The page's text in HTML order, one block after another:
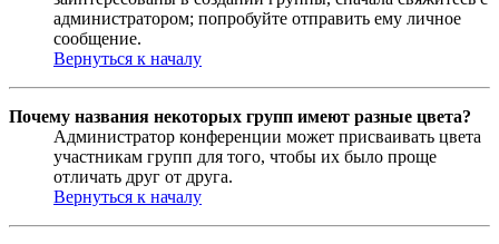
администратором; попробуйте отправить ему личное
сообщение.
Вернуться к началу
Почему названия некоторых групп имеют разные цвета?
Администратор конференции может присваивать цвета
участникам групп для того, чтобы их было проще
отличать друг от друга.
Вернуться к началу